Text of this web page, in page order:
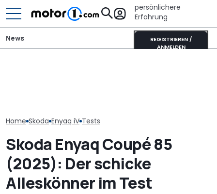
persönlichere
Erfahrung
REGISTRIEREN /
ANMELDEN
News
Home Skoda Enyaq iV Tests
Skoda Enyaq Coupé 85
(2025): Der schicke
Alleskönner im Test